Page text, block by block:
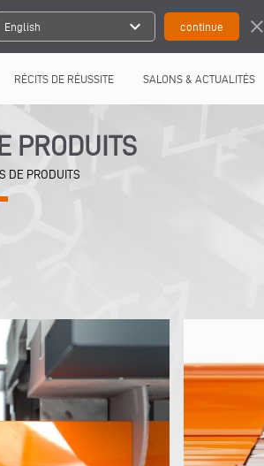
English expand_more close
RÉCITS DE RÉUSSITE SALONS & ACTUALITÉS
PRODUITS
DE PRODUITS